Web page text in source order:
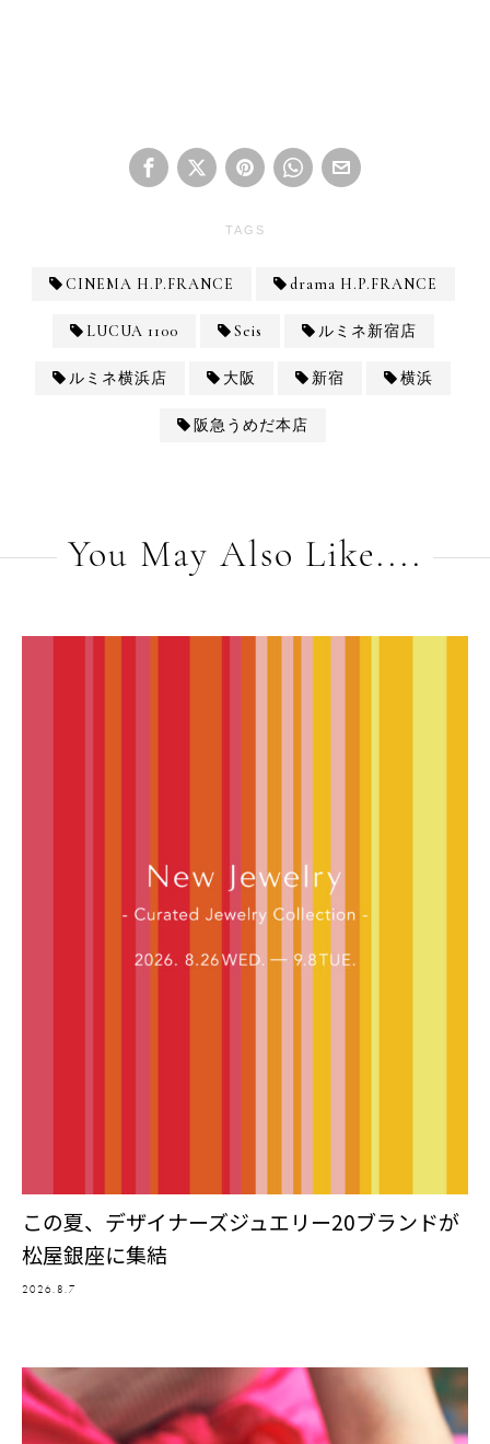
TAGS
CINEMA H.P.FRANCE drama H.P.FRANCE
LUCUA 1100 Seis ルミネ新宿店
ルミネ横浜店 大阪 新宿 横浜
阪急うめだ本店
You May Also Like....
この夏、デザイナーズジュエリー20ブランドが
松屋銀座に集結
2026.8.7